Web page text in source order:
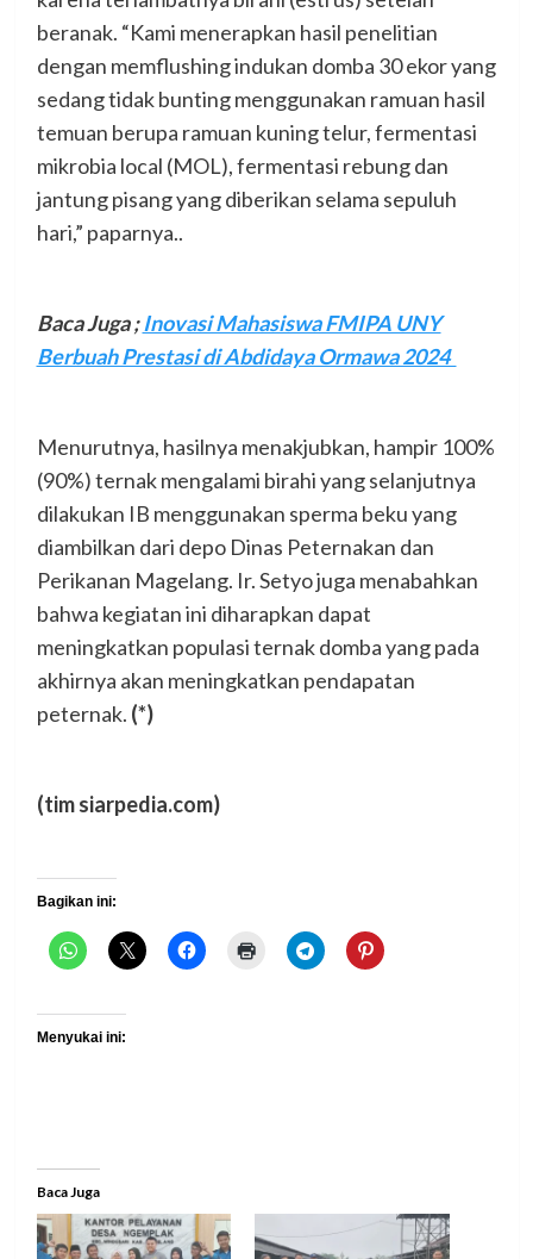
beranak. “Kami menerapkan hasil penelitian
dengan memflushing indukan domba 30 ekor yang
sedang tidak bunting menggunakan ramuan hasil
temuan berupa ramuan kuning telur, fermentasi
mikrobia local (MOL), fermentasi rebung dan
jantung pisang yang diberikan selama sepuluh
hari,” paparnya..
Baca Juga ;Inovasi Mahasiswa FMIPA UNY
Berbuah Prestasi di Abdidaya Ormawa 2024
Menurutnya, hasilnya menakjubkan, hampir 100%
(90%) ternak mengalami birahi yang selanjutnya
dilakukan IB menggunakan sperma beku yang
diambilkan dari depo Dinas Peternakan dan
Perikanan Magelang. Ir. Setyo juga menabahkan
bahwa kegiatan ini diharapkan dapat
meningkatkan populasi ternak domba yang pada
akhirnya akan meningkatkan pendapatan
peternak. (*)
(tim siarpedia.com)
Bagikan ini:
Menyukai ini:
Baca Juga